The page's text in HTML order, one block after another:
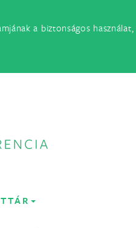
a biztonságos használat,